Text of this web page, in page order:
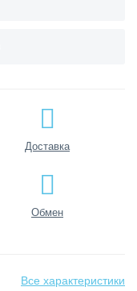
Доставка
Обмен
Все характеристики